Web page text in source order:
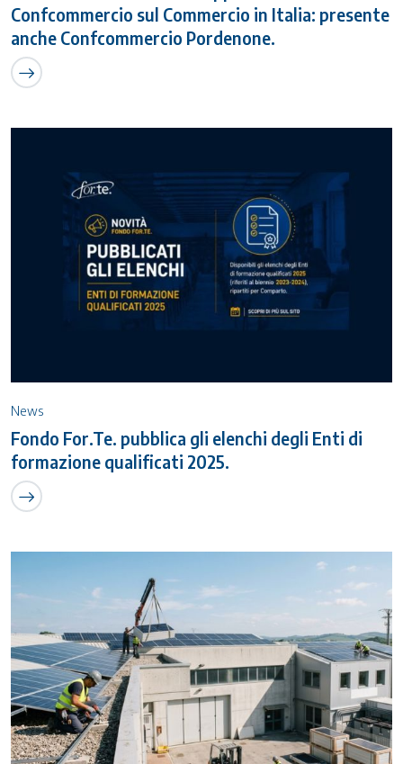
Confcommercio sul Commercio in Italia: presente
anche Confcommercio Pordenone.
News
Fondo For.Te. pubblica gli elenchi degli Enti di
formazione qualificati 2025.